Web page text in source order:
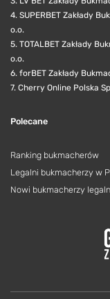
4. SUPERBET Zakłady
o.o.
5. TOTALBET Zakłady
o.o.
6. forBET Zakłady
7. Cherry Online Polska
Polecane
Ranking bukmacherów
Legalni bukmacherzy w
Nowi bukmacherzy